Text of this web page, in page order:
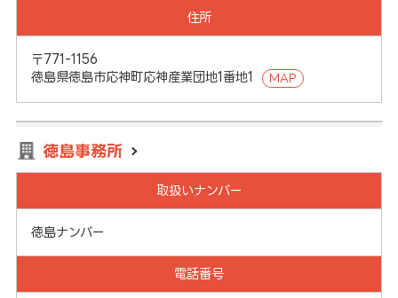
住所
〒771-1156
徳島県徳島市応神町応神産業団地1番地1
MAP
徳島事務所
取扱いナンバー
徳島ナンバー
電話番号